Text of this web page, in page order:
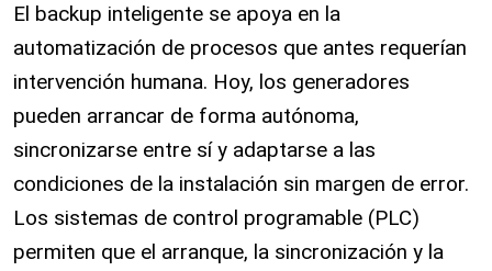
El backup inteligente se apoya en la
automatización de procesos que antes requerían
intervención humana. Hoy, los generadores
pueden arrancar de forma autónoma,
sincronizarse entre sí y adaptarse a las
condiciones de la instalación sin margen de error.
Los sistemas de control programable (PLC)
permiten que el arranque, la sincronización y la